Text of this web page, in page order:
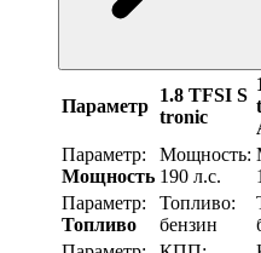
Параметр
1.8 TFSI S
tronic
Параметр:
Мощность
Мощность:
190 л.с.
Параметр:
Топливо
Топливо:
бензин